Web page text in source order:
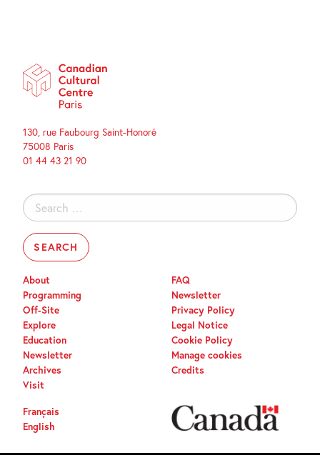
130, rue Faubourg Saint-Honoré
75008 Paris
01 44 43 21 90
Search
for:
About
Programming
Off-Site
Explore
Education
Newsletter
Archives
Visit
FAQ
Newsletter
Privacy Policy
Legal Notice
Cookie Policy
Manage cookies
Credits
Français
English